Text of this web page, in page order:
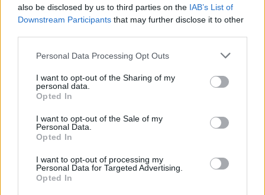
also be disclosed by us to third parties on the IAB’s List of
Downstream Participants that may further disclose it to other
Personal Data Processing Opt Outs
I want to opt-out of the Sharing of my
personal data.
Opted In
I want to opt-out of the Sale of my
Personal Data.
Opted In
I want to opt-out of processing my
Personal Data for Targeted Advertising.
Opted In